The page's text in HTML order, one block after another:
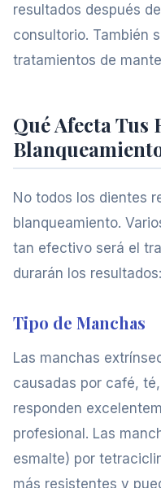
resultados después
consultorio. También
tratamientos de
Qué Afecta Tus
No todos los dientes
blanqueamiento.
tan efectivo será el
durarán los resultados:
Tipo de Manchas
Las manchas
causadas por café,
responden
profesional. Las
esmalte) por
más resistentes y